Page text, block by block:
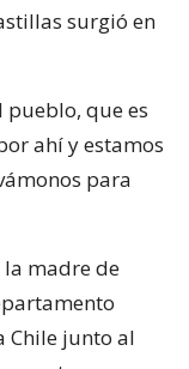
surgió en
pueblo, que es
ahí y estamos
para
la madre de
Chile junto al